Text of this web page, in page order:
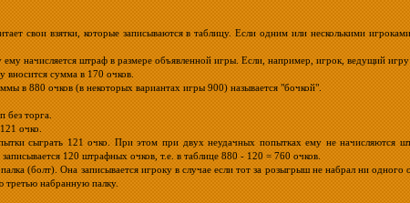
свои взятки, которые записываются в таблицу. Если одним или несколькими
начисляется штраф в размере объявленной игры. Если, например, игрок, ведущий игру
вносится сумма в 170 очков.
в 880 очков (в некоторых вариантах игры 900) называется "бочкой".
без торга.
очко.
сыграть 121 очко. При этом при двух неудачных попытках ему не начисляются
120 штрафных очков, т.е. в таблице 880 - 120 = 760 очков.
(болт). Она записывается игроку в случае если тот за розыгрыш не набрал ни одного
третью набранную палку.